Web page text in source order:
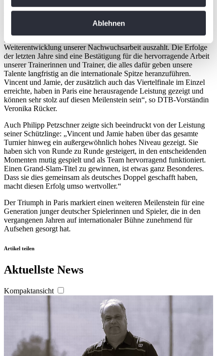
bestimmten Merkmalen (Fingerprinting) identifizieren
Erfahren Sie mehr darüber, wie Ihre persönlichen Daten
verarbeitet werden, und legen Sie Ihre Präferenzen im
Abschnitt Einzelheitenfest.
Wir verwenden Cookies, um Inhalte und Anzeigen zu
personalisieren, Funktionen für soziale Medien anbieten
zu können und die Zugriffe auf unsere Website zu
analysieren. Außerdem geben wir Informationen zu Ihrer
Verwendung unserer Website an unsere Partner für
soziale Medien, Werbung und Analysen weiter. Unsere
Partner führen diese Informationen möglicherweise mit
weiteren Daten zusammen, die Sie ihnen bereitgestellt
haben oder die sie im Rahmen Ihrer Nutzung der Dienste
gesammelt haben. DieCookie-Einstellungenkönnen
jederzeit über den Link im Footer aufgerufen und
Ablehnen
und Sonja Zhenikhova den Juniorinnen-Doppelwettbewerb und
sorgten damit für einen weiteren deutschen Grand-Slam-Titel im
„Dieser Titel ist ein weiterer Beleg, dass sich die kontinuierliche
Weiterentwicklung unserer Nachwuchsarbeit auszahlt. Die Erfolge
der letzten Jahre sind eine Bestätigung für die hervorragende Arbeit
unserer Trainerinnen und Trainer, die alles dafür geben unsere
Talente langfristig an die internationale Spitze heranzuführen.
Vincent und Jamie, der zusätzlich auch das Viertelfinale im Einzel
erreichte, haben in Paris eine herausragende Leistung gezeigt und
können sehr stolz auf diesen Meilenstein sein“, so DTB-Vorständin
Veronika Rücker.
Auch Philipp Petzschner zeigte sich beeindruckt von der Leistung
seiner Schützlinge: „Vincent und Jamie haben über das gesamte
Turnier hinweg ein außergewöhnlich hohes Niveau gezeigt. Sie
haben sich von Runde zu Runde gesteigert, in den entscheidenden
Momenten mutig gespielt und als Team hervorragend funktioniert.
Einen Grand-Slam-Titel zu gewinnen, ist etwas ganz Besonderes.
Dass sie dies gemeinsam als deutsches Doppel geschafft haben,
macht diesen Erfolg umso wertvoller.“
Der Triumph in Paris markiert einen weiteren Meilenstein für eine
Generation junger deutscher Spielerinnen und Spieler, die in den
vergangenen Jahren auf internationaler Bühne zunehmend für
Aufsehen gesorgt hat.
Artikel teilen
Aktuellste News
Kompaktansicht